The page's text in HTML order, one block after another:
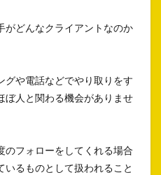
がどんなクライアントなのか
グや電話などでやり取りをす
ぼ人と関わる機会がありませ
のフォローをしてくれる場合
いるものとして扱われること